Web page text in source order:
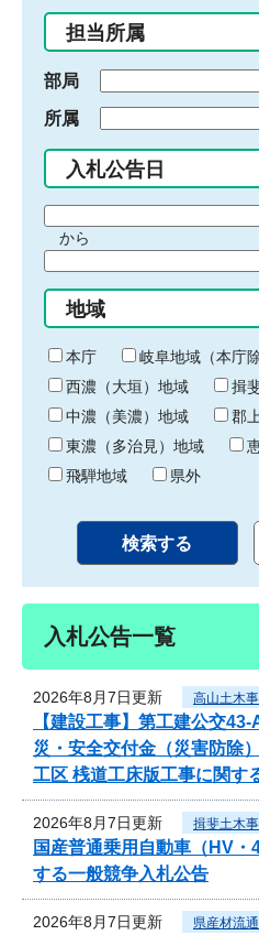
入
力
担当所属
部局
所属
入札公告日
間
始
り
から
間
終
わ
り
地域
本庁
岐阜地域（本庁除
西濃（大垣）地域
揖
中濃（美濃）地域
郡
東濃（多治見）地域
飛騨地域
県外
入札公告一覧
2026年8月7日更新 高山土木
【建設工事】第工建公交
災・安全交付金（災害防除
工区 桟道工床版工事に関す
2026年8月7日更新 揖斐土木
国産普通乗用自動車（HV
する一般競争入札公告
2026年8月7日更新 県産材流